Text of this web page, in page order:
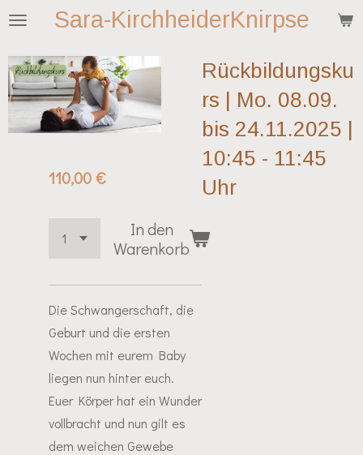
Zum
springen
Sara-KirchheiderKnirpse
Rückbildungsku
rs | Mo. 08.09.
bis 24.11.2025 |
10:45 - 11:45
Uhr
110,00 €
In den
Warenkorb
Die Schwangerschaft, die
Geburt und die ersten
Wochen mit eurem Baby
liegen nun hinter euch.
Euer Körper hat ein Wunder
vollbracht und nun gilt es
dem weichen Gewebe